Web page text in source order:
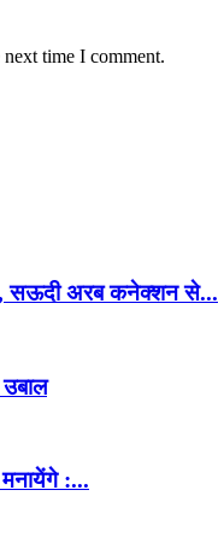
time I comment.
सऊदी अरब कनेक्शन से...
मनायेंगे :...